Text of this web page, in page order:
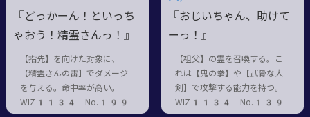
『どっかーん！といっち
ゃおう！精霊さんっ！』
【指先】を向けた対象に、
【精霊さんの雷】でダメージ
を与える。命中率が高い。
WIZ1134 No.199
『おじいちゃん、助けて
ーっ！』
【祖父】の霊を召喚する。こ
れは【鬼の拳】や【武骨な大
剣】で攻撃する能力を持つ。
WIZ1134 No.139